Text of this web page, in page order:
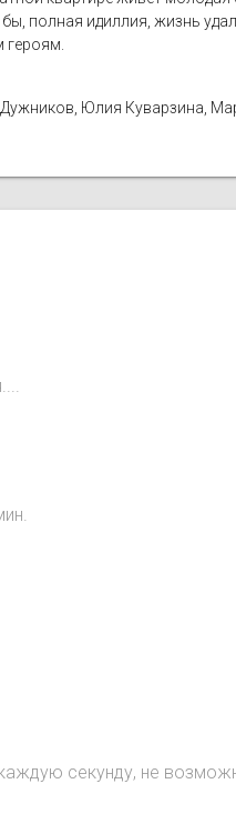
полная идиллия, жизнь
Юлия Куварзина,
секунду, не